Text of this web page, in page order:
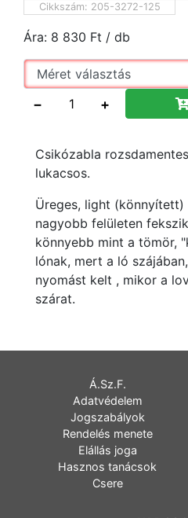
Cikkszám: 205-3272-125
Ára: 8 830 Ft / db
− +
Csikózabla
lukacsos.
Üreges, light
nagyobb felületen
könnyebb mint a tömör,
lónak, mert a ló
nyomást kelt , mikor a
szárat.
Á.Sz.F.
Adatvédelem
Jogszabályok
Rendelés menete
Elállás joga
Hasznos tanácsok
Csere